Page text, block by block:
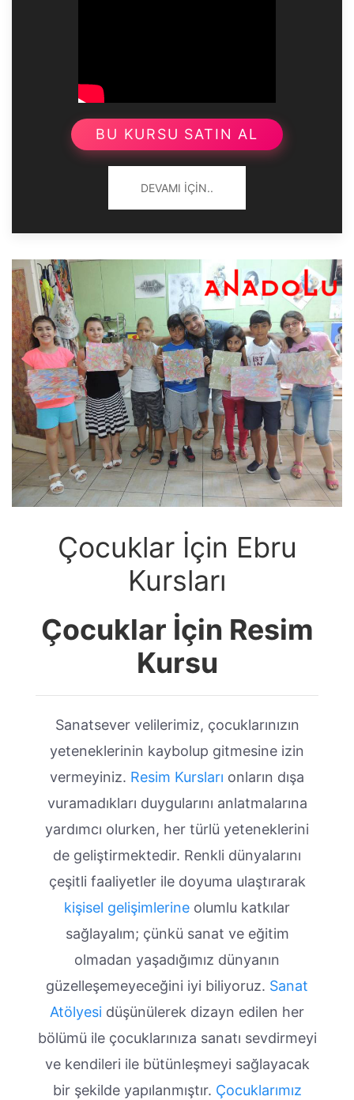
BU KURSU SATIN AL
DEVAMI İÇIN..
Çocuklar İçin Ebru
Kursları
Çocuklar İçin Resim
Kursu
Sanatsever velilerimiz, çocuklarınızın
yeteneklerinin kaybolup gitmesine izin
vermeyiniz. Resim Kursları onların dışa
vuramadıkları duygularını anlatmalarına
yardımcı olurken, her türlü yeteneklerini
de geliştirmektedir. Renkli dünyalarını
çeşitli faaliyetler ile doyuma ulaştırarak
kişisel gelişimlerine olumlu katkılar
sağlayalım; çünkü sanat ve eğitim
olmadan yaşadığımız dünyanın
güzelleşemeyeceğini iyi biliyoruz. Sanat
Atölyesi düşünülerek dizayn edilen her
bölümü ile çocuklarınıza sanatı sevdirmeyi
ve kendileri ile bütünleşmeyi sağlayacak
bir şekilde yapılanmıştır. Çocuklarımız